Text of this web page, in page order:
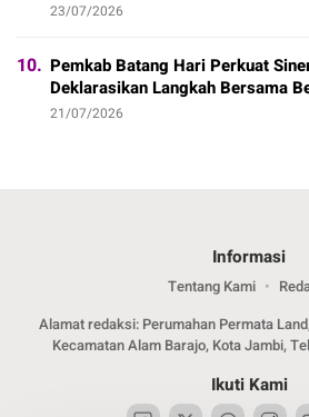
23/07/2026
10. Pemkab Batang Hari Perkuat
Deklarasikan Langkah Bersama
21/07/2026
Informasi
Tentang Kami
Alamat redaksi: Perumahan Permata
Kecamatan Alam Barajo, Kota Jambi,
Ikuti Kami